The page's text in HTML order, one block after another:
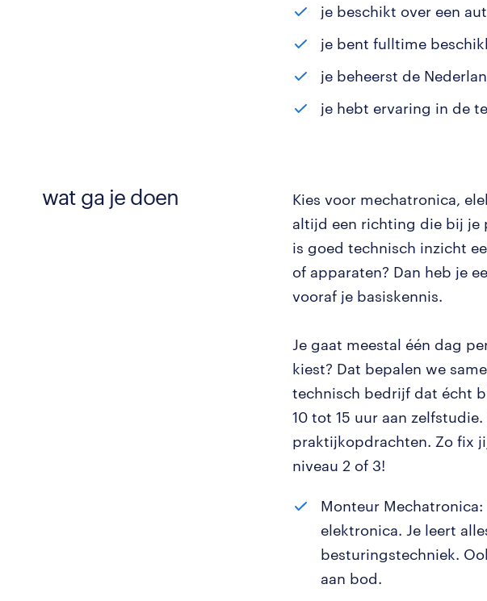
je beschikt over een
je bent fulltime
je beheerst de
je hebt ervaring in de
wat ga je doen
Kies voor mechatronica,
altijd een richting die bij je
is goed technisch inzicht
of apparaten? Dan heb je
vooraf je basiskennis.
Je gaat meestal één dag
kiest? Dat bepalen we
technisch bedrijf dat écht
10 tot 15 uur aan
praktijkopdrachten. Zo fix
niveau 2 of 3!
Monteur
elektronica. Je leert
besturingstechniek.
aan bod.